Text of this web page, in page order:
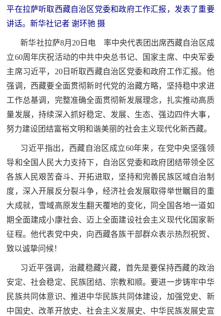
规
知
国
防
知
全
民
国
防
全
民
国
防
弟
兵
子
弟
兵
防
员
国
防
动
人
民
平在拉萨听取西藏自治区党委和政府工作汇报，发表了重要
讲话。新华社记者 谢环驰 摄
新华社拉萨8月20日电 率中央代表团出席西藏自治区成
立60周年庆祝活动的中共中央总书记、国家主席、中央军委
主席习近平，20日听取西藏自治区党委和政府工作汇报。他
强调，西藏要全面贯彻新时代党的治藏方略，坚持稳中求进
工作总基调，完整准确全面贯彻新发展理念，扎实推动高质
量发展，持续深入抓好稳定、发展、生态、强边四件大事，
努力建设团结富裕文明和谐美丽的社会主义现代化新西藏。
习近平指出，西藏自治区成立60年来，在党中央坚强领
导和全国人民大力支持下，自治区党委和政府团结带领全区
各族人民艰苦奋斗、开拓进取，坚持和完善民族区域自治制
度，深入开展反分裂斗争，经济社会发展取得举世瞩目的重
大成就，雪域高原发生翻天覆地的变化，同全国各地一道如
期全面建成小康社会、迈上全面建设社会主义现代化国家新
征程。他代表党中央，向西藏各族干部群众表示热烈祝贺、
致以诚挚问候！
习近平强调，治藏稳藏兴藏，首先是要保持西藏的政治
安定、社会稳定、民族团结、宗教和顺。要进一步铸牢中华
民族共同体意识、推进中华民族共同体建设，加强党史、新
中国史、改革开放史、社会主义发展史、中华民族发展史宣